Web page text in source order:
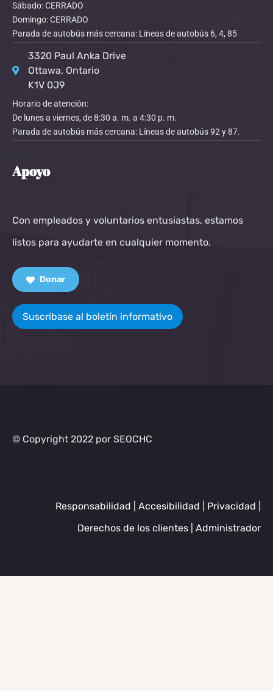
Sábado: CERRADO
Domingo: CERRADO
Parada de autobús más cercana: Líneas de autobús 6, 4, 85
3320 Paul Anka Drive
Ottawa, Ontario
K1V 0J9
Horario de atención:
De lunes a viernes, de 8:30 a. m. a 4:30 p. m.
Parada de autobús más cercana: Líneas de autobús 92 y 87.
Apoyo
Con empleados y voluntarios entusiastas, estamos
listos para ayudarte en cualquier momento.
Donar
Suscríbase al boletín informativo
© Copyright 2022 por SEOCHC
Responsabilidad Accesibilidad Privacidad
Derechos de los clientes
Administrador